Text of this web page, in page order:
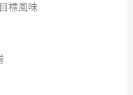
標風味